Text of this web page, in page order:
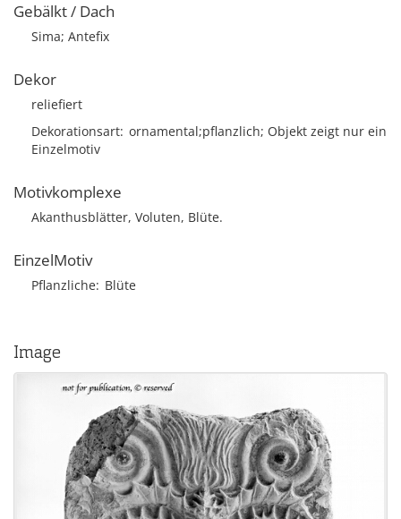
Gebälkt / Dach
Sima; Antefix
Dekor
reliefiert
Dekorationsart ornamental;pflanzlich; Objekt zeigt nur ein
Einzelmotiv
Motivkomplexe
Akanthusblätter, Voluten, Blüte.
EinzelMotiv
Pflanzliche Blüte
Image